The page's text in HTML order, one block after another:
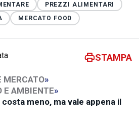
PREZZI ALIMENTARI
MERCATO FOOD
STAMPA
MERCATO»
E AMBIENTE»
meno, ma vale appena il